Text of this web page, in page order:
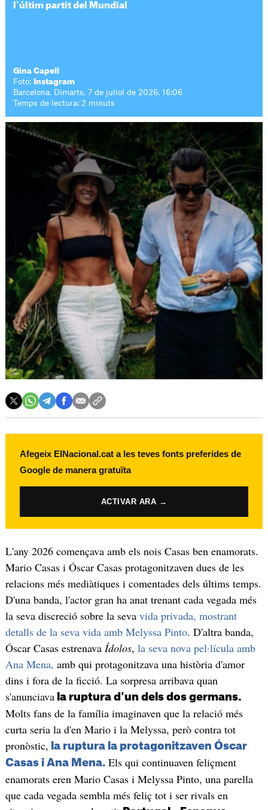
l'últim partit del Mundial
Gina Capell
Foto:
Instagram
Barcelona. Dimarts, 7 de juliol de 2026. 16:06
Temps de lectura: 2 minuts
Afegeix ElNacional.cat a les teves fonts preferides de
Google de manera gratuïta
ACTIVAR ARA →
L'any 2026 començava amb els nois Casas ben enamorats.
Mario Casas i Óscar Casas protagonitzaven dues de les
relacions més mediàtiques i comentades dels últims temps.
D'una banda, l'actor gran ha anat trenant cada vegada més
la seva discreció sobre la sevavida privada, mostrant
detalls de la seva vida amb Melyssa Pinto. D'altra banda,
Óscar Casas estrenava Ídolos, la seva nova pel·lícula amb
Ana Mena, amb qui protagonitzava una història d'amor
dins i fora de la ficció. La sorpresa arribava quan
s'anunciavala ruptura d'un dels dos germans.
Molts fans de la família imaginaven que la relació més
curta seria la d'en Mario i la Melyssa, però contra tot
pronòstic, la ruptura la protagonitzaven Óscar
Casas i Ana Mena. Els qui continuaven feliçment
enamorats eren Mario Casas i Melyssa Pinto, una parella
que cada vegada sembla més feliç tot i ser rivals en